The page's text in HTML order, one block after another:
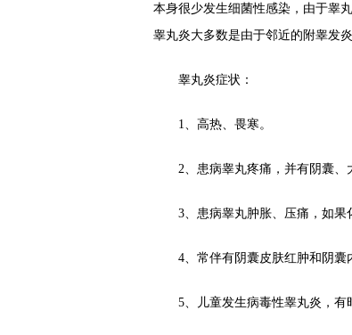
本身很少发生细菌性感染，由于睾
睾丸炎大多数是由于邻近的附睾发
睾丸炎症状：
1、高热、畏寒。
2、患病睾丸疼痛，并有阴囊、
3、患病睾丸肿胀、压痛，如果
4、常伴有阴囊皮肤红肿和阴囊
5、儿童发生病毒性睾丸炎，有